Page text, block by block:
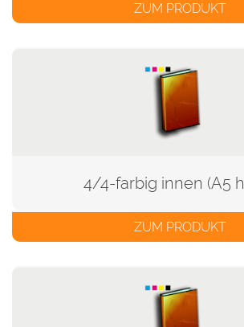
ZUM PRODUKT
4/4-farbig innen (A5
ZUM PRODUKT